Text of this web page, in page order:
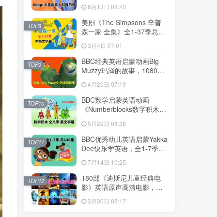
英语启蒙学习，1008集+，
1080P高清视频带英文字
幕，百度网盘下载！
6月13日 08:20
美剧《The Simpsons 辛普
森一家 全集》全1-37季总共
802集，英语带中英文字幕，
百度网盘下载！
3月4日 07:01
TOP8
BBC经典英语启蒙动画Big
Muzzy玛泽的故事，1080P
高清视频带英文字幕，全套
英文版和中文版+游戏+PDF
教材+卡片，百度网盘下载！
4月20日 07:19
TOP9
BBC数学启蒙英语动画
《Numberblocks数字积木》
198集，1080P高清视频带英
文字幕，百度网盘下载！
5月22日 08:38
TOP10
BBC优秀幼儿英语启蒙Yakka
Dee快乐学英语，全1-7季共
文字幕，带音频MP3，百度
网盘下载！
7月14日 10:25
TOP11
180部《迪斯尼儿童经典电
影》英语原声高清电影，中
下载！
3月30日 08:17
TOP12